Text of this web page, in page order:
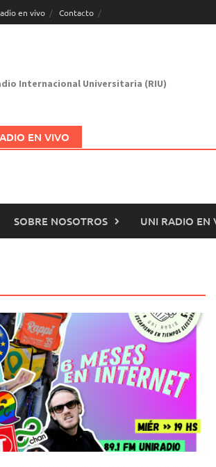
en vivo Contacto
Internacional Universitaria (RIU)
EN VIVO
SOBRE NOSOTROS UNI RADIO EN